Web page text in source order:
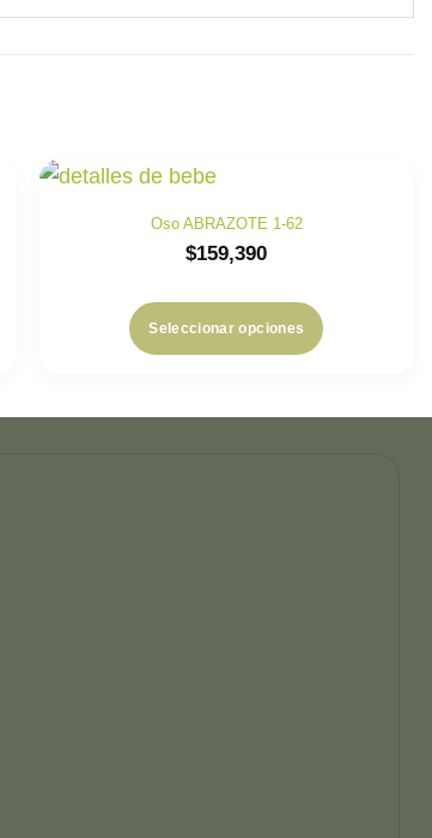
Oso ABRAZOTE 1-62
$159,390
Seleccionar opciones